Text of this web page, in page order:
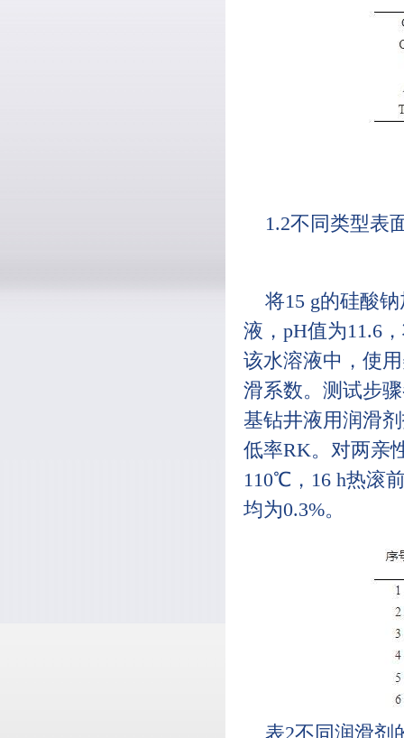
1.2不同类型表
将15 g的硅酸
液，pH值为11.6
该水溶液中，使
滑系数。测试步
基钻井液用润滑
低率RK。对两亲
110℃，16 h热滚
均为0.3%。
表2不同润滑剂